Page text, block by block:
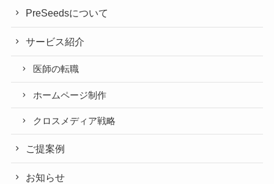
PreSeedsについて
サービス紹介
医師の転職
ホームページ制作
クロスメディア戦略
ご提案例
お知らせ